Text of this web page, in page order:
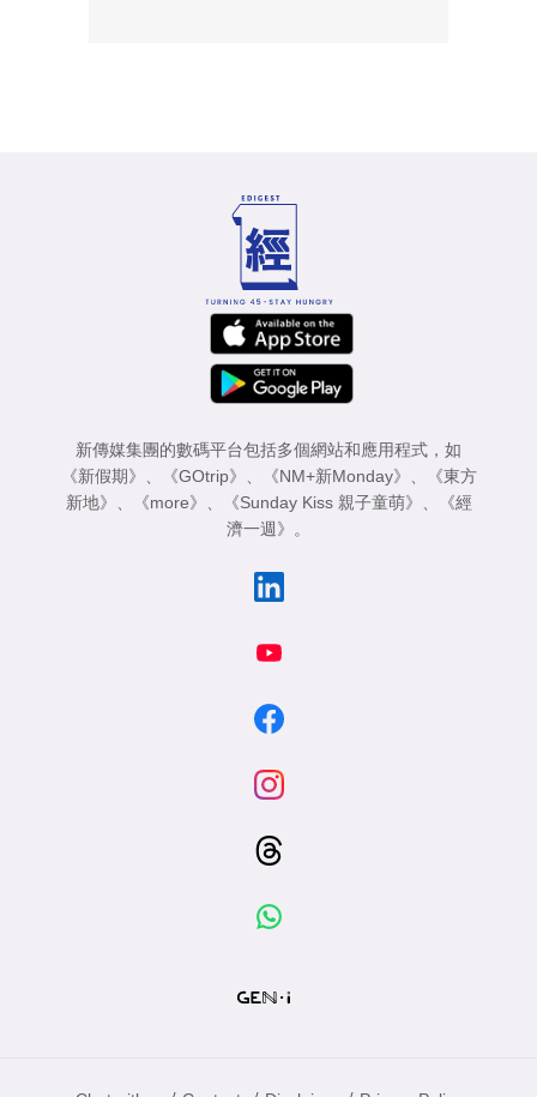
新傳媒集團的數碼平台包括多個網站和應用程式，如
《新假期》
《GOtrip》 《NM+新Monday》
《東方
新地》
《more》 《Sunday Kiss 親子童萌》
《經
濟一週》
。